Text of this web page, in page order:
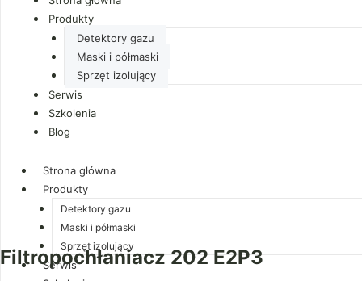
Produkty
Detektory gazu
Maski i półmaski
Sprzęt izolujący
Serwis
Szkolenia
Blog
Strona główna
Produkty
Detektory gazu
Maski i półmaski
Sprzęt izolujący
Serwis
Filtropochłaniacz 202 E2P3